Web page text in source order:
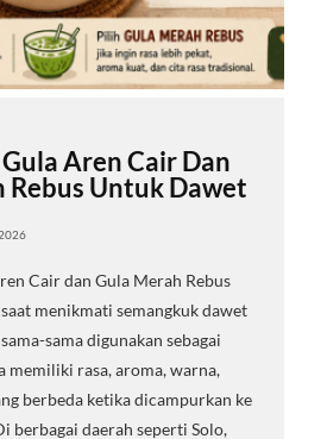
Aren Cair Dan
Rebus Untuk Dawet
Cair dan Gula Merah Rebus
menikmati semangkuk dawet
sama digunakan sebagai
memiliki rasa, aroma, warna,
berbeda ketika dicampurkan ke
berbagai daerah seperti Solo,